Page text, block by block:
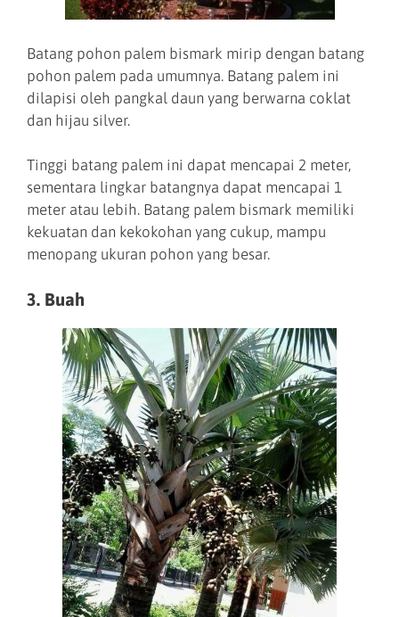
Batang pohon palem bismark mirip dengan batang
pohon palem pada umumnya. Batang palem ini
dilapisi oleh pangkal daun yang berwarna coklat
dan hijau silver.
Tinggi batang palem ini dapat mencapai 2 meter,
sementara lingkar batangnya dapat mencapai 1
meter atau lebih. Batang palem bismark memiliki
kekuatan dan kekokohan yang cukup, mampu
menopang ukuran pohon yang besar.
3. Buah